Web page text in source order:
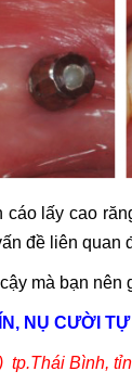
lấy cao
đề liên quan
mà bạn nên
NỤ CƯỜI TỰ
) tp.Thái Bình,